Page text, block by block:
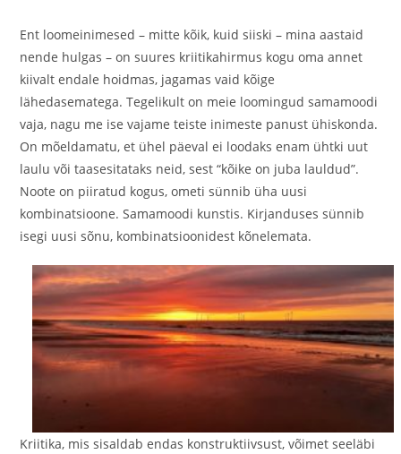
Ent loomeinimesed – mitte kõik, kuid siiski – mina aastaid
nende hulgas – on suures kriitikahirmus kogu oma annet
kiivalt endale hoidmas, jagamas vaid kõige
lähedasematega. Tegelikult on meie loomingud samamoodi
vaja, nagu me ise vajame teiste inimeste panust ühiskonda.
On mõeldamatu, et ühel päeval ei loodaks enam ühtki uut
laulu või taasesitataks neid, sest “kõike on juba lauldud”.
Noote on piiratud kogus, ometi sünnib üha uusi
kombinatsioone. Samamoodi kunstis. Kirjanduses sünnib
isegi uusi sõnu, kombinatsioonidest kõnelemata.
Kriitika, mis sisaldab endas konstruktiivsust, võimet seeläbi